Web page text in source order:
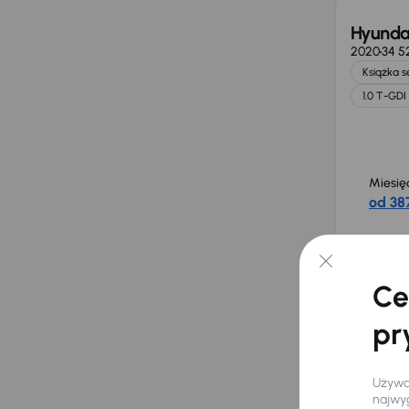
202034
Książka
1.0 T-GDI
od
202332
Benzyna